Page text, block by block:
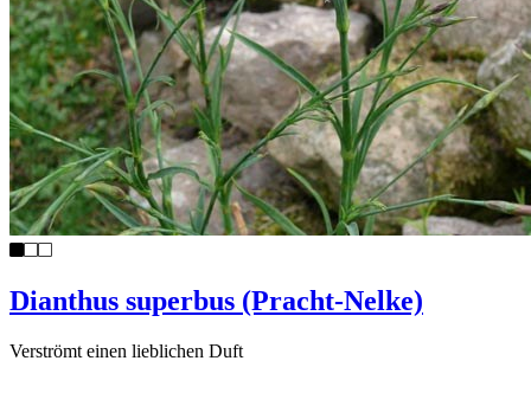
Dianthus superbus (Pracht-Nelke)
Verströmt einen lieblichen Duft